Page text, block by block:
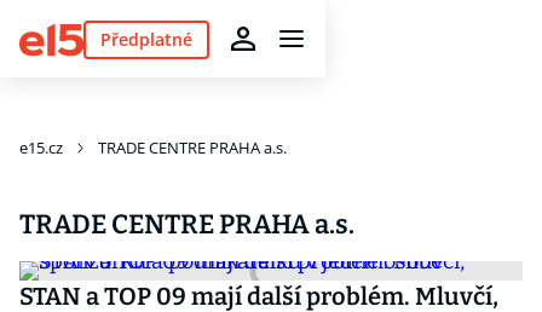
Předplatné
e15.cz TRADE CENTRE PRAHA a.s.
TRADE CENTRE PRAHA a.s.
STAN a TOP 09 mají další problém. Mluvčí,